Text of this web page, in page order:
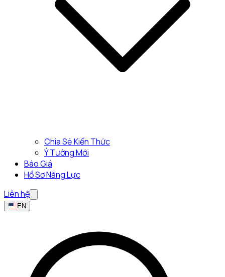
Chia Sẻ Kiến Thức
Ý Tưởng Mới
Báo Giá
Hồ Sơ Năng Lực
Liên hệ
EN